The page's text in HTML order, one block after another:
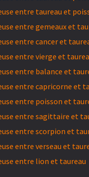
entre taureau et
entre gemeaux et
entre cancer et
entre vierge et
entre balance et
entre capricorne et
entre poisson et
entre sagittaire et
entre scorpion et
entre verseau et
entre lion et taureau